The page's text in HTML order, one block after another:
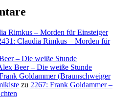
Rimkus – Morden für Einsteiger
Claudia Rimkus – Morden für
– Die weiße Stunde
Beer – Die weiße Stunde
Goldammer (Braunschweiger
zu 2267: Frank Goldammer –